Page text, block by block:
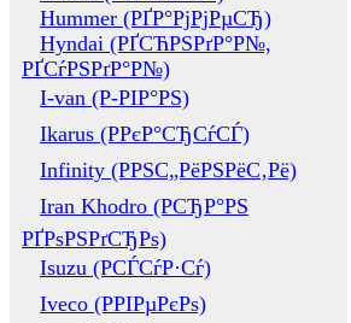
Hummer (РҐР°РјРјРµСЂ)
Hyndai (РҐСЋРЅРґР°Р№,
РҐСѓРЅРґР°Р№)
I-van (Р-РІР°РЅ)
Ikarus (РРєР°СЂСѓСЃ)
Infinity (РРЅС„РёРЅРёС‚Рё)
Iran Khodro (РСЂР°РЅ
РҐРѕРЅРґСЂРѕ)
Isuzu (РСЃСѓР·Сѓ)
Iveco (РРІРµРєРѕ)